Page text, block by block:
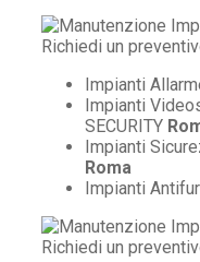
Impianti
Impianti
SECURITY
Impianti
Roma
Impianti